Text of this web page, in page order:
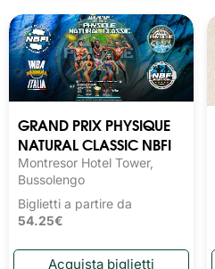
GRAND PRIX PHYSIQUE
NATURAL CLASSIC NBFI
Montresor Hotel Tower,
Bussolengo
Biglietti a partire da
54.25€